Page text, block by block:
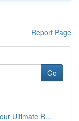
Report Page
Go
Ultimate R...